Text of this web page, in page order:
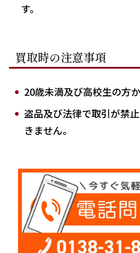
す。
買取時の注意事項
20歳未満及び高校生の方
盗品及び法律で取引が禁
きません。